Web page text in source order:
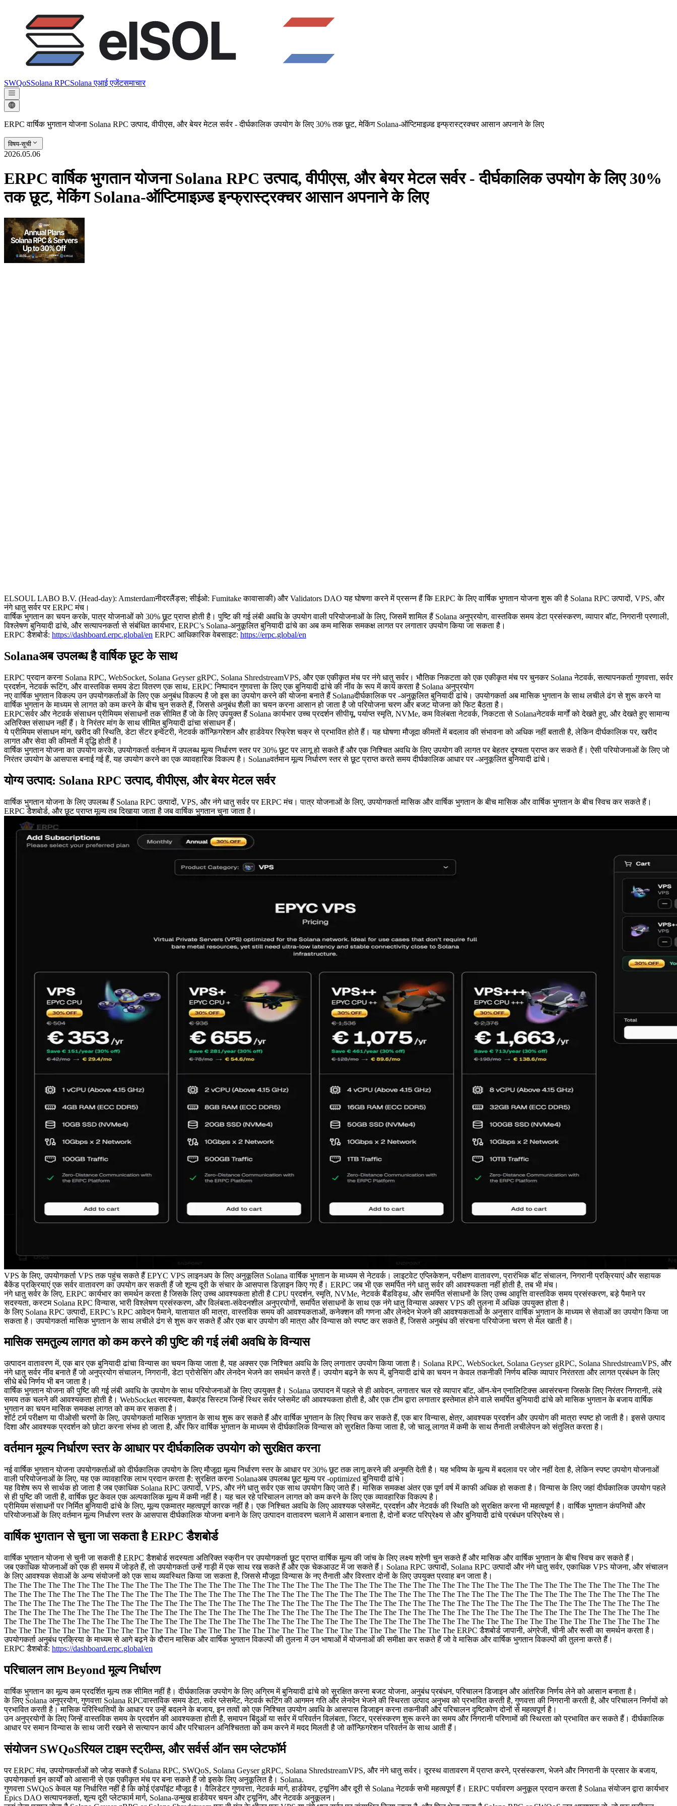
SWQoSSolana RPCSolana एआई एजेंटसमाचार
ERPC वार्षिक भुगतान योजना Solana RPC उत्पाद, वीपीएस, और बेयर मेटल सर्वर - दीर्घकालिक उपयोग के लिए 30% तक छूट, मेकिंग Solana-ऑप्टिमाइज़्ड इन्फ्रास्ट्रक्चर आसान अपनाने के लिए
विषय-सूची
2026.05.06
ERPC वार्षिक भुगतान योजना Solana RPC उत्पाद, वीपीएस, और बेयर मेटल सर्वर - दीर्घकालिक उपयोग के लिए 30%
तक छूट, मेकिंग Solana-ऑप्टिमाइज़्ड इन्फ्रास्ट्रक्चर आसान अपनाने के लिए
ELSOUL LABO B.V. (Head-day): Amsterdamनीदरलैंड्स; सीईओ: Fumitake कावासाकी) और Validators DAO यह घोषणा करने में प्रसन्न हैं कि ERPC के लिए वार्षिक भुगतान योजना शुरू की है Solana RPC उत्पादों, VPS, और
नंगे धातु सर्वर पर ERPC मंच।
वार्षिक भुगतान का चयन करके, पात्र योजनाओं को 30% छूट प्राप्त होती है। पुष्टि की गई लंबी अवधि के उपयोग वाली परियोजनाओं के लिए, जिसमें शामिल हैं Solana अनुप्रयोग, वास्तविक समय डेटा प्रसंस्करण, व्यापार बॉट, निगरानी प्रणाली,
विश्लेषण बुनियादी ढांचे, और सत्यापनकर्ता से संबंधित कार्यभार, ERPC’s Solana-अनुकूलित बुनियादी ढांचे का अब कम मासिक समकक्ष लागत पर लगातार उपयोग किया जा सकता है।
ERPC डैशबोर्ड: https://dashboard.erpc.global/en ERPC आधिकारिक वेबसाइट: https://erpc.global/en
Solanaअब उपलब्ध है वार्षिक छूट के साथ
ERPC प्रदान करना Solana RPC, WebSocket, Solana Geyser gRPC, Solana ShredstreamVPS, और एक एकीकृत मंच पर नंगे धातु सर्वर। भौतिक निकटता को एक एकीकृत मंच पर चुनकर Solana नेटवर्क, सत्यापनकर्ता गुणवत्ता, सर्वर
प्रदर्शन, नेटवर्क रूटिंग, और वास्तविक समय डेटा वितरण एक साथ, ERPC निष्पादन गुणवत्ता के लिए एक बुनियादी ढांचे की नींव के रूप में कार्य करता है Solana अनुप्रयोग
नए वार्षिक भुगतान विकल्प उन उपयोगकर्ताओं के लिए एक अनुबंध विकल्प है जो इस का उपयोग करने की योजना बनाते हैं Solanaदीर्घकालिक पर -अनुकूलित बुनियादी ढांचे। उपयोगकर्ता अब मासिक भुगतान के साथ लचीले ढंग से शुरू करने या
वार्षिक भुगतान के माध्यम से लागत को कम करने के बीच चुन सकते हैं, जिससे अनुबंध शैली का चयन करना आसान हो जाता है जो परियोजना चरण और बजट योजना को फिट बैठता है।
ERPCसर्वर और नेटवर्क संसाधन प्रीमियम संसाधनों तक सीमित हैं जो के लिए उपयुक्त हैं Solana कार्यभार उच्च प्रदर्शन सीपीयू, पर्याप्त स्मृति, NVMe, कम विलंबता नेटवर्क, निकटता से Solanaनेटवर्क मार्गों को देखते हुए, और देखते हुए सामान्य
अतिरिक्त संसाधन नहीं हैं। वे निरंतर मांग के साथ सीमित बुनियादी ढांचा संसाधन हैं।
ये प्रीमियम संसाधन मांग, खरीद की स्थिति, डेटा सेंटर इन्वेंटरी, नेटवर्क कॉन्फ़िगरेशन और हार्डवेयर रिफ्रेश चक्र से प्रभावित होते हैं। यह घोषणा मौजूदा कीमतों में बदलाव की संभावना को अधिक नहीं बताती है, लेकिन दीर्घकालिक पर, खरीद
लागत और सेवा की कीमतों में वृद्धि होती है।
वार्षिक भुगतान योजना का उपयोग करके, उपयोगकर्ता वर्तमान में उपलब्ध मूल्य निर्धारण स्तर पर 30% छूट पर लागू हो सकते हैं और एक निश्चित अवधि के लिए उपयोग की लागत पर बेहतर दृश्यता प्राप्त कर सकते हैं। ऐसी परियोजनाओं के लिए जो
निरंतर उपयोग के आसपास बनाई गई हैं, यह उपयोग करने का एक व्यावहारिक विकल्प है। Solanaवर्तमान मूल्य निर्धारण स्तर से छूट प्राप्त करते समय दीर्घकालिक आधार पर -अनुकूलित बुनियादी ढांचे।
योग्य उत्पाद: Solana RPC उत्पाद, वीपीएस, और बेयर मेटल सर्वर
वार्षिक भुगतान योजना के लिए उपलब्ध हैं Solana RPC उत्पादों, VPS, और नंगे धातु सर्वर पर ERPC मंच। पात्र योजनाओं के लिए, उपयोगकर्ता मासिक और वार्षिक भुगतान के बीच मासिक और वार्षिक भुगतान के बीच स्विच कर सकते हैं।
ERPC डैशबोर्ड, और छूट प्राप्त मूल्य तब दिखाया जाता है जब वार्षिक भुगतान चुना जाता है।
VPS के लिए, उपयोगकर्ता VPS तक पहुंच सकते हैं EPYC VPS लाइनअप के लिए अनुकूलित Solana वार्षिक भुगतान के माध्यम से नेटवर्क। लाइटवेट एप्लिकेशन, परीक्षण वातावरण, प्रारंभिक बॉट संचालन, निगरानी प्रक्रियाएं और सहायक
बैकेंड प्रक्रियाएं एक सर्वर वातावरण का उपयोग कर सकती हैं जो शून्य दूरी के संचार के आसपास डिज़ाइन किए गए हैं। ERPC जब भी एक समर्पित नंगे धातु सर्वर की आवश्यकता नहीं होती है, तब भी मंच।
नंगे धातु सर्वर के लिए, ERPC कार्यभार का समर्थन करता है जिसके लिए उच्च आवश्यकता होती है CPU प्रदर्शन, स्मृति, NVMe, नेटवर्क बैंडविड्थ, और समर्पित संसाधनों के लिए उच्च आवृत्ति वास्तविक समय प्रसंस्करण, बड़े पैमाने पर
सदस्यता, कस्टम Solana RPC विन्यास, भारी विश्लेषण प्रसंस्करण, और विलंबता-संवेदनशील अनुप्रयोगों, समर्पित संसाधनों के साथ एक नंगे धातु विन्यास अक्सर VPS की तुलना में अधिक उपयुक्त होता है।
के लिए Solana RPC उत्पादों, ERPC’s RPC आवेदन पैमाने, यातायात की मात्रा, वास्तविक समय की आवश्यकताओं, कनेक्शन की गणना और लेनदेन भेजने की आवश्यकताओं के अनुसार वार्षिक भुगतान के माध्यम से सेवाओं का उपयोग किया जा
सकता है। उपयोगकर्ता मासिक भुगतान के साथ लचीले ढंग से शुरू कर सकते हैं और एक बार उपयोग की मात्रा और विन्यास को स्पष्ट कर सकते हैं, जिससे अनुबंध की संरचना परियोजना चरण से मेल खाती है।
मासिक समतुल्य लागत को कम करने की पुष्टि की गई लंबी अवधि के विन्यास
उत्पादन वातावरण में, एक बार एक बुनियादी ढांचा विन्यास का चयन किया जाता है, यह अक्सर एक निश्चित अवधि के लिए लगातार उपयोग किया जाता है। Solana RPC, WebSocket, Solana Geyser gRPC, Solana ShredstreamVPS, और
नंगे धातु सर्वर नींव बनाते हैं जो अनुप्रयोग संचालन, निगरानी, डेटा प्रोसेसिंग और लेनदेन भेजने का समर्थन करते हैं। उपयोग बढ़ने के रूप में, बुनियादी ढांचे का चयन न केवल तकनीकी निर्णय बल्कि व्यापार निरंतरता और लागत प्रबंधन के लिए
सीधे बंधे निर्णय भी बन जाता है।
वार्षिक भुगतान योजना की पुष्टि की गई लंबी अवधि के उपयोग के साथ परियोजनाओं के लिए उपयुक्त है। Solana उत्पादन में पहले से ही आवेदन, लगातार चल रहे व्यापार बॉट, ऑन-चेन एनालिटिक्स अवसंरचना जिसके लिए निरंतर निगरानी, लंबे
समय तक चलने की आवश्यकता होती है। WebSocket सदस्यता, बैकएंड सिस्टम जिन्हें स्थिर सर्वर प्लेसमेंट की आवश्यकता होती है, और एक टीम द्वारा लगातार इस्तेमाल होने वाले समर्पित बुनियादी ढांचे को मासिक भुगतान के बजाय वार्षिक
भुगतान का चयन मासिक समकक्ष लागत को कम कर सकता है।
शॉर्ट टर्म परीक्षण या पीओसी चरणों के लिए, उपयोगकर्ता मासिक भुगतान के साथ शुरू कर सकते हैं और वार्षिक भुगतान के लिए स्विच कर सकते हैं, एक बार विन्यास, क्षेत्र, आवश्यक प्रदर्शन और उपयोग की मात्रा स्पष्ट हो जाती है। इससे उत्पाद
दिशा और आवश्यक प्रदर्शन को छोटा करना संभव हो जाता है, और फिर वार्षिक भुगतान के माध्यम से दीर्घकालिक विन्यास को सुरक्षित किया जाता है, जो चालू लागत में कमी के साथ तैनाती लचीलेपन को संतुलित करता है।
वर्तमान मूल्य निर्धारण स्तर के आधार पर दीर्घकालिक उपयोग को सुरक्षित करना
नई वार्षिक भुगतान योजना उपयोगकर्ताओं को दीर्घकालिक उपयोग के लिए मौजूदा मूल्य निर्धारण स्तर के आधार पर 30% छूट तक लागू करने की अनुमति देती है। यह भविष्य के मूल्य में बदलाव पर जोर नहीं देता है, लेकिन स्पष्ट उपयोग योजनाओं
वाली परियोजनाओं के लिए, यह एक व्यावहारिक लाभ प्रदान करता है: सुरक्षित करना Solanaअब उपलब्ध छूट मूल्य पर -optimized बुनियादी ढांचे।
यह विशेष रूप से सार्थक हो जाता है जब एकाधिक Solana RPC उत्पादों, VPS, और नंगे धातु सर्वर एक साथ उपयोग किए जाते हैं। मासिक समकक्ष अंतर एक पूर्ण वर्ष में काफी अधिक हो सकता है। विन्यास के लिए जहां दीर्घकालिक उपयोग पहले
से ही पुष्टि की जाती है, वार्षिक छूट केवल एक अल्पकालिक मूल्य में कमी नहीं है। यह चल रहे परिचालन लागत को कम करने के लिए एक व्यावहारिक विकल्प है।
प्रीमियम संसाधनों पर निर्मित बुनियादी ढांचे के लिए, मूल्य एकमात्र महत्वपूर्ण कारक नहीं है। एक निश्चित अवधि के लिए आवश्यक प्लेसमेंट, प्रदर्शन और नेटवर्क की स्थिति को सुरक्षित करना भी महत्वपूर्ण है। वार्षिक भुगतान कंपनियों और
परियोजनाओं के लिए वर्तमान मूल्य निर्धारण स्तर के आसपास दीर्घकालिक योजना बनाने के लिए उत्पादन वातावरण चलाने में आसान बनाता है, दोनों बजट परिप्रेक्ष्य से और बुनियादी ढांचे प्रबंधन परिप्रेक्ष्य से।
वार्षिक भुगतान से चुना जा सकता है ERPC डैशबोर्ड
वार्षिक भुगतान योजना से चुनी जा सकती है ERPC डैशबोर्ड सदस्यता अतिरिक्त स्क्रीन पर उपयोगकर्ता छूट प्राप्त वार्षिक मूल्य की जांच के लिए लक्ष्य श्रेणी चुन सकते हैं और मासिक और वार्षिक भुगतान के बीच स्विच कर सकते हैं।
जब एकाधिक योजनाओं को एक ही समय में जोड़ते हैं, तो उपयोगकर्ता उन्हें गाड़ी में एक साथ रख सकते हैं और एक चेकआउट में जा सकते हैं। Solana RPC उत्पादों, Solana RPC उत्पादों और नंगे धातु सर्वर, एकाधिक VPS योजना, और संचालन
के लिए आवश्यक सेवाओं के अन्य संयोजनों को एक साथ व्यवस्थित किया जा सकता है, जिससे मौजूदा विन्यास के नए तैनाती और विस्तार दोनों के लिए उपयुक्त प्रवाह बन जाता है।
The The The The The The The The The The The The The The The The The The The The The The The The The The The The The The The The The The The The The The The The The The The The The
The The The The The The The The The The The The The The The The The The The The The The The The The The The The The The The The The The The The The The The The The The The The The
The The The The The The The The The The The The The The The The The The The The The The The The The The The The The The The The The The The The The The The The The The The The The
The The The The The The The The The The The The The The The The The The The The The The The The The The The The The The The The The The The The The The The The The The The The The
The The The The The The The The The The The The The The The The The The The The The The The The The The The The The The The The The The The The The The The The The The The The The
The The The The The The The The The The The The The The The The The The The The The The The The The The The The The The The ERPC डैशबोर्ड जापानी, अंग्रेजी, चीनी और रूसी का समर्थन करता है।
उपयोगकर्ता अनुबंध प्रक्रिया के माध्यम से आगे बढ़ने के दौरान मासिक और वार्षिक भुगतान विकल्पों की तुलना में उन भाषाओं में योजनाओं की समीक्षा कर सकते हैं जो वे मासिक और वार्षिक भुगतान विकल्पों की तुलना करते हैं।
ERPC डैशबोर्ड: https://dashboard.erpc.global/en
परिचालन लाभ Beyond मूल्य निर्धारण
वार्षिक भुगतान का मूल्य कम प्रदर्शित मूल्य तक सीमित नहीं है। दीर्घकालिक उपयोग के लिए अग्रिम में बुनियादी ढांचे को सुरक्षित करना बजट योजना, अनुबंध प्रबंधन, परिचालन डिजाइन और आंतरिक निर्णय लेने को आसान बनाता है।
के लिए Solana अनुप्रयोग, गुणवत्ता Solana RPCवास्तविक समय डेटा, सर्वर प्लेसमेंट, नेटवर्क रूटिंग की आगमन गति और लेनदेन भेजने की स्थिरता उत्पाद अनुभव को प्रभावित करती है, गुणवत्ता की निगरानी करती है, और परिचालन निर्णयों को
प्रभावित करती है। मासिक परिस्थितियों के आधार पर उन्हें बदलने के बजाय, इन तत्वों को एक निश्चित उपयोग अवधि के आसपास डिजाइन करना तकनीकी और परिचालन दृष्टिकोण दोनों से महत्वपूर्ण है।
उन अनुप्रयोगों के लिए जिन्हें वास्तविक समय के प्रदर्शन की आवश्यकता होती है, समापन बिंदुओं या सर्वर में परिवर्तन विलंबता, जिटर, प्रसंस्करण शुरू करने का समय और निगरानी परिणामों की स्थिरता को प्रभावित कर सकते हैं। दीर्घकालिक
आधार पर समान विन्यास के साथ जारी रखने से सत्यापन कार्य और परिचालन अनिश्चितता को कम करने में मदद मिलती है जो कॉन्फ़िगरेशन परिवर्तन के साथ आती हैं।
संयोजन SWQoSरियल टाइम स्ट्रीम्स, और सर्वर्स ऑन सम प्लेटफॉर्म
पर ERPC मंच, उपयोगकर्ताओं को जोड़ सकते हैं Solana RPC, SWQoS, Solana Geyser gRPC, Solana ShredstreamVPS, और नंगे धातु सर्वर। दूरस्थ वातावरण में प्राप्त करने, प्रसंस्करण, भेजने और निगरानी के प्रसार के बजाय,
उपयोगकर्ता इन कार्यों को आसानी से एक एकीकृत मंच पर बना सकते हैं जो इसके लिए अनुकूलित है। Solana.
गुणवत्ता SWQoS केवल यह निर्धारित नहीं है कि कोई एंडपॉइंट मौजूद है। वैलिडेटर गुणवत्ता, नेटवर्क मार्ग, हार्डवेयर, ट्यूनिंग और दूरी से Solana नेटवर्क सभी महत्वपूर्ण हैं। ERPC पर्यावरण अनुकूल प्रदान करता है Solana संयोजन द्वारा कार्यभार
Epics DAO सत्यापनकर्ता, शून्य दूरी प्लेटफार्म मार्ग, Solana-उन्मुख हार्डवेयर चयन और ट्यूनिंग, और नेटवर्क अनुकूलन।